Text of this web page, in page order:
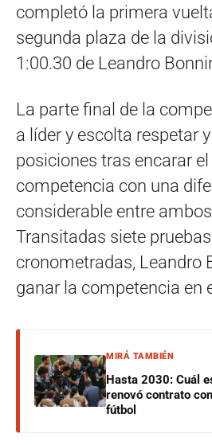
completó la primera
segunda plaza de la
1:00.30 de Leandro
La parte final de la
a líder y escolta respetar
posiciones tras encarar
competencia con una
considerable entre
Transitadas siete
cronometradas, Leandro
ganar la competencia en
MIRÁ TAMBIÉN
Hasta 2030: Cuál
renovó contrato
fútbol